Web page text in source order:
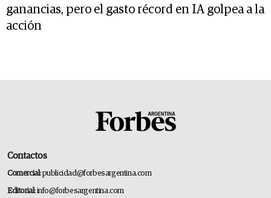
ganancias, pero el gasto récord en IA golpea a la
acción
Contactos
Comercial:publicidad@forbesargentina.com
Editorial:info@forbesargentina.com